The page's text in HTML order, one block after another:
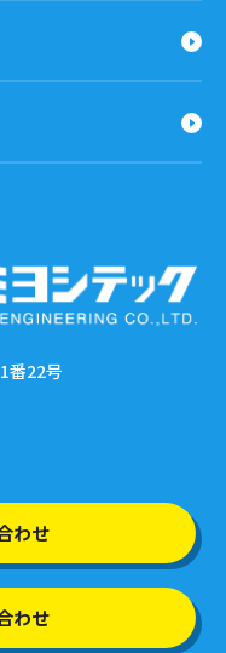
番22号
わせ
わせ